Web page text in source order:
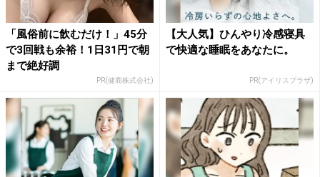
「風俗前に飲むだけ！」45分
で3回戦も余裕！1日31円で朝
まで絶好調
PR(健商株式会社)
【大人気】ひんやり冷感寝具
で快適な睡眠をあなたに。
PR(アイリスプラザ)